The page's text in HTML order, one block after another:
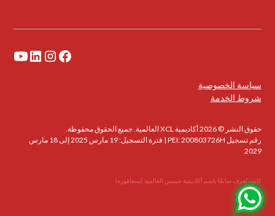
حقوق النشر © 2026 أكاديمية XCL العالمية. جميع الحقوق محفوظة.
رقم تسجيل PEI: 200803726H | فترة التسجيل: 19 مارس 2025 إلى 18 مارس
2029
سياسة الخصوصية
شروط الخدمة
كانت تُعرف سابقًا باسم أكاديمية جيمس العالمية (سنغافورة)